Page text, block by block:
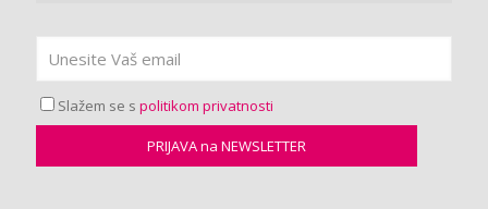
Slažem se s politikom privatnosti